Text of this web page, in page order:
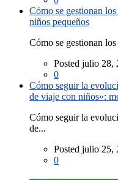
Cómo se gestionan
niños pequeños
Cómo se gestionan
Posted julio 28,
0
Cómo seguir la
de viaje con niños»:
Cómo seguir la
de...
Posted julio 25,
0